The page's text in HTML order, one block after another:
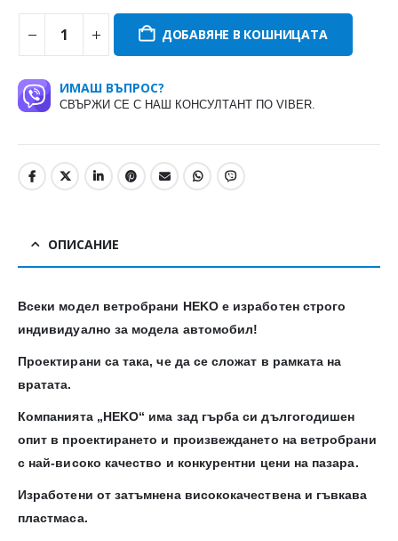
ДОБАВЯНЕ В КОШНИЦАТА
ИМАШ ВЪПРОС?
СВЪРЖИ СЕ С НАШ КОНСУЛТАНТ ПО VIBER.
ОПИСАНИЕ
Всеки модел ветробрани HEKO е изработен строго
индивидуално за модела автомобил!
Проектирани са така, че да се сложат в рамката на
вратата.
Компанията „HEKO“ има зад гърба си дългогодишен
опит в проектирането и произвеждането на ветробрани
с най-високо качество и конкурентни цени на пазара.
Изработени от затъмнена висококачествена и гъвкава
пластмаса.